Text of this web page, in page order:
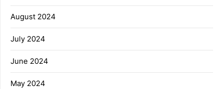
August 2024
July 2024
June 2024
May 2024